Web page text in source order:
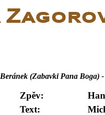
Beránek (Zabavki Pana Boga)
Zpěv:
Text: